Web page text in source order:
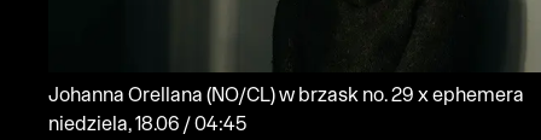
Johanna Orellana (NO/CL)w brzask no. 29 x ephemera
niedziela, 18.06 / 04:45